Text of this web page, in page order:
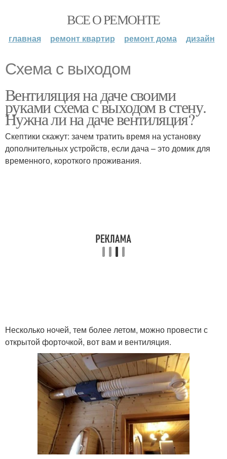
ВСЕ О РЕМОНТЕ
главная ремонт квартир ремонт дома дизайн
Схема с выходом
Вентиляция на даче своими
руками схема с выходом в стену.
Нужна ли на даче вентиляция?
Скептики скажут: зачем тратить время на установку
дополнительных устройств, если дача – это домик для
временного, короткого проживания.
Несколько ночей, тем более летом, можно провести с
открытой форточкой, вот вам и вентиляция.